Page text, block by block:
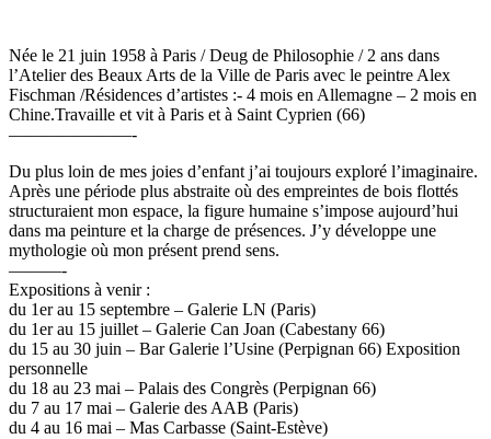
Née le 21 juin 1958 à Paris / Deug de Philosophie / 2 ans dans
l’Atelier des Beaux Arts de la Ville de Paris avec le peintre Alex
Fischman /Résidences d’artistes :- 4 mois en Allemagne – 2 mois en
Chine.Travaille et vit à Paris et à Saint Cyprien (66)
———————-
Du plus loin de mes joies d’enfant j’ai toujours exploré l’imaginaire.
Après une période plus abstraite où des empreintes de bois flottés
structuraient mon espace, la figure humaine s’impose aujourd’hui
dans ma peinture et la charge de présences. J’y développe une
mythologie où mon présent prend sens.
———-
Expositions à venir :
du 1er au 15 septembre – Galerie LN (Paris)
du 1er au 15 juillet – Galerie Can Joan (Cabestany 66)
du 15 au 30 juin – Bar Galerie l’Usine (Perpignan 66) Exposition
personnelle
du 18 au 23 mai – Palais des Congrès (Perpignan 66)
du 7 au 17 mai – Galerie des AAB (Paris)
du 4 au 16 mai – Mas Carbasse (Saint-Estève)